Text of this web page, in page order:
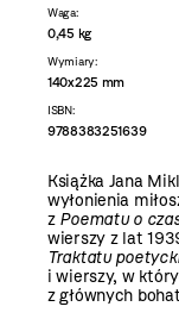
Waga:
0,45 kg
Wymiary:
140x225 mm
ISBN:
9788383251639
Książka Jana
wyłonienia
z Poematu o
wierszy z lat
Traktatu
i wierszy, w
z głównych